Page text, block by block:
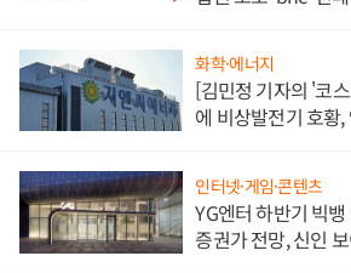
화학·에너지
[김민정 기자의 '코
에 비상발전기 호황
인터넷·게임·콘텐츠
YG엔터 하반기 빅
증권가 전망, 신인